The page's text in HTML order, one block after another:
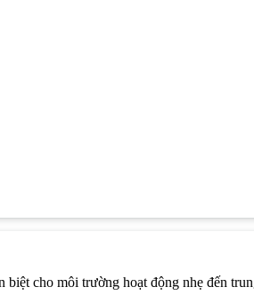
cho môi trường hoạt động nhẹ đến